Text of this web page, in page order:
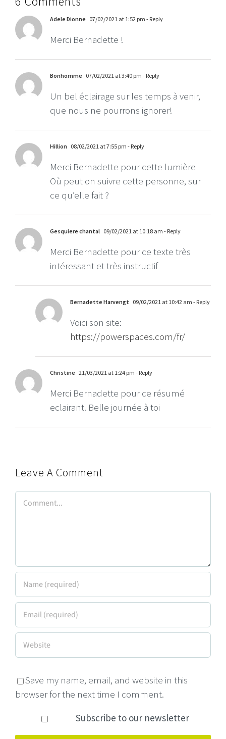
Adele Dionne 07/02/2021 at 1:52 pm - Reply
Merci Bernadette !
Bonhomme 07/02/2021 at 3:40 pm - Reply
Un bel éclairage sur les temps à venir,
que nous ne pourrons ignorer!
Hillion 08/02/2021 at 7:55 pm - Reply
Merci Bernadette pour cette lumière
Où peut on suivre cette personne, sur
ce qu’elle fait ?
Gesquiere chantal 09/02/2021 at 10:18 am - Reply
Merci Bernadette pour ce texte très
intéressant et très instructif
Bernadette Harvengt 09/02/2021 at 10:42 am - Reply
Voici son site:
https://powerspaces.com/fr/
Christine 21/03/2021 at 1:24 pm - Reply
Merci Bernadette pour ce résumé
eclairant. Belle journée à toi
Leave A Comment
Comment
Save my name, email, and website in this
browser for the next time I comment.
Subscribe to our newsletter